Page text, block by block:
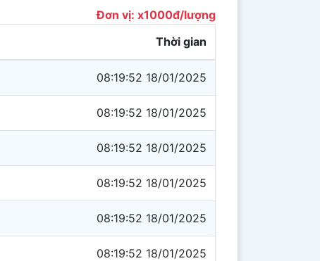
Đơn vị: x1000đ/lượng
Thời gian
08:19:52 18/01/2025
08:19:52 18/01/2025
08:19:52 18/01/2025
08:19:52 18/01/2025
08:19:52 18/01/2025
08:19:52 18/01/2025